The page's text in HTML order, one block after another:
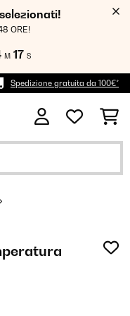
ORE!
M 17 S
Spedizione gratuita da 100€*